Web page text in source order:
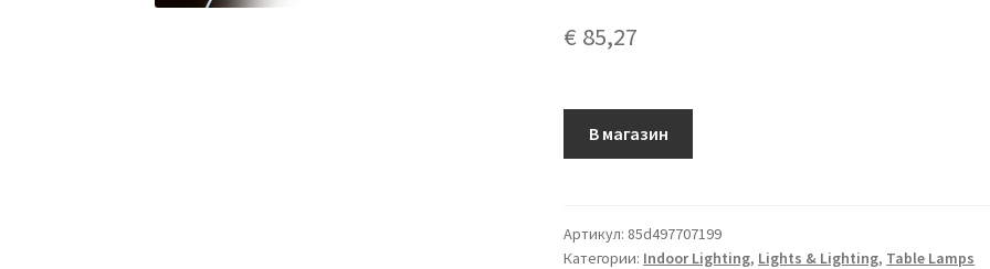
€ 85,27
В магазин
Артикул: 85d497707199
Категории: Indoor Lighting, Lights & Lighting, Table Lamps